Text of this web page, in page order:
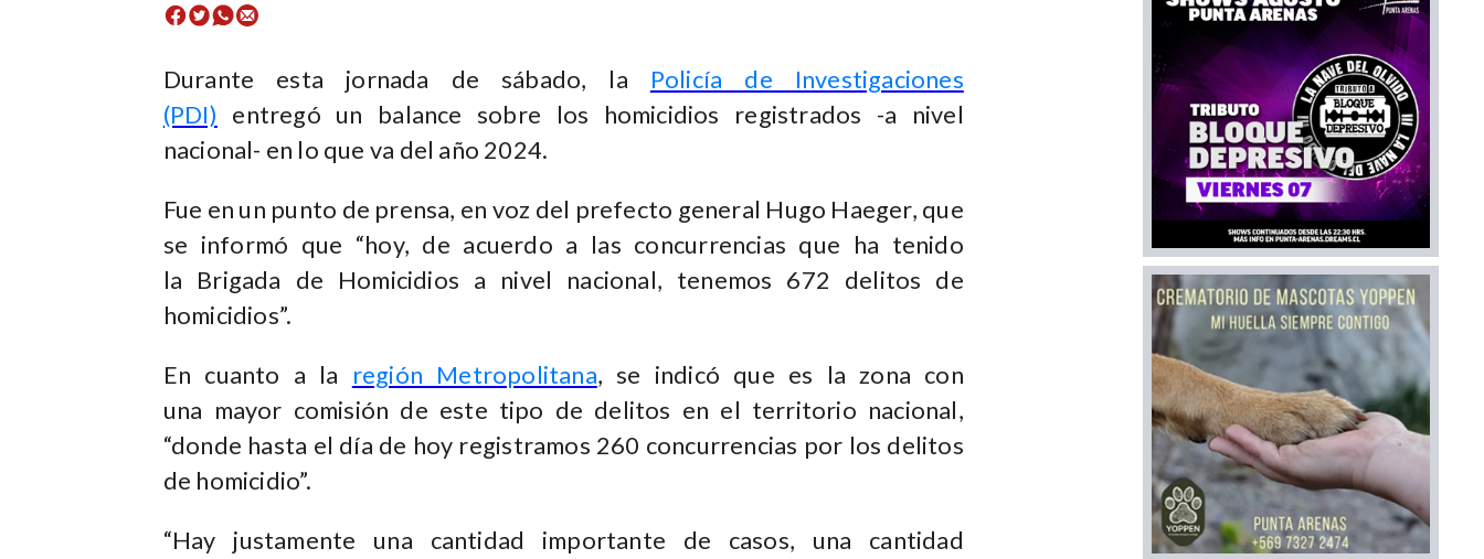
Durante esta jornada de sábado, la Policía de Investigaciones
(PDI) entregó un balance sobre los homicidios registrados -a nivel
nacional- en lo que va del año 2024.
Fue en un punto de prensa, en voz del prefecto general Hugo Haeger, que
se informó que “hoy, de acuerdo a las concurrencias que ha tenido
la Brigada de Homicidios a nivel nacional, tenemos 672 delitos de
homicidios”.
En cuanto a la región Metropolitana, se indicó que es la zona con
una mayor comisión de este tipo de delitos en el territorio nacional,
“donde hasta el día de hoy registramos 260 concurrencias por los delitos
de homicidio”.
“Hay justamente una cantidad importante de casos, una cantidad